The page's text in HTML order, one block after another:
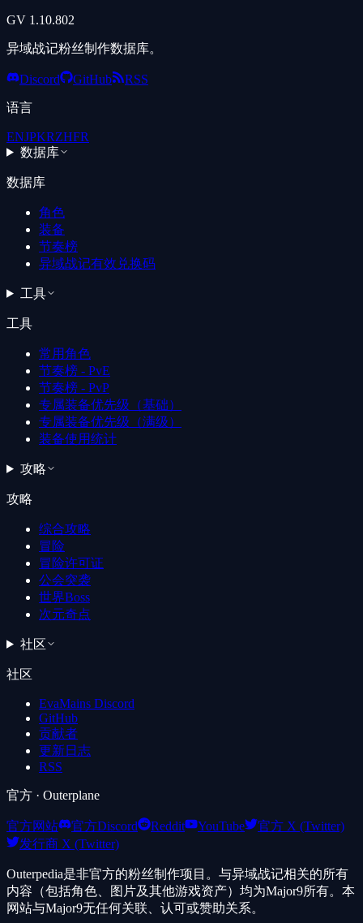
GV 1.10.802
异域战记粉丝制作数据库。
Discord GitHub RSS
语言
ENJPKRZHFR
数据库
数据库
角色
装备
节奏榜
异域战记有效兑换码
工具
工具
常用角色
节奏榜 - PvE
节奏榜 - PvP
专属装备优先级（基础）
专属装备优先级（满级）
装备使用统计
攻略
攻略
综合攻略
冒险
冒险许可证
公会突袭
世界Boss
次元奇点
社区
社区
EvaMains Discord
GitHub
贡献者
更新日志
RSS
官方 · Outerplane
官方网站 官方Discord Reddit YouTube
官方 X (Twitter)
发行商 X (Twitter)
Outerpedia是非官方的粉丝制作项目。与异域战记相关的所有
内容（包括角色、图片及其他游戏资产）均为Major9所有。本
网站与Major9无任何关联、认可或赞助关系。